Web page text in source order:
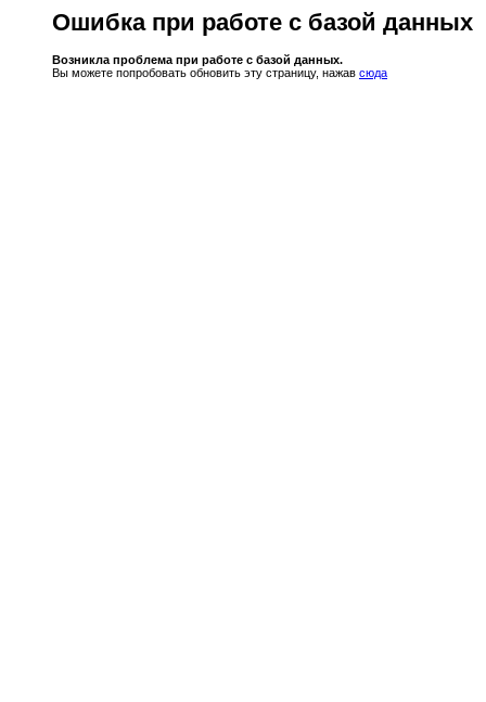
Ошибка при работе с базой данных
Возникла проблема при работе с базой данных.
Вы можете попробовать обновить эту страницу, нажав сюда